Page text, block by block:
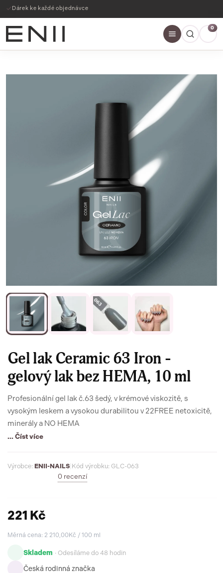
Dárek ke každé objednávce
0
Gel lak Ceramic 63 Iron -
gelový lak bez HEMA, 10 ml
Profesionální gel lak č.63 šedý, v krémové viskozitě, s
vysokým leskem a vysokou durabilitou v 22FREE netoxicitě,
minerály a NO HEMA
... Číst více
Výrobce: ENII-NAILS Kód výrobku: GLC-063
0 recenzí
221 Kč
Měrná cena: 2 210,00Kč / 100 ml
Skladem · Odesíláme do 48 hodin
Česká rodinná značka